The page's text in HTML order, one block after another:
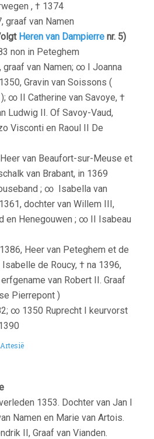
, † 1374
graaf van Namen
Heren van Dampierre nr. 5)
non in Peteghem
graaf van Namen; ∞ I Joanna
Gravin van Soissons (
∞ II Catherine van Savoye, †
Ludwig II. Of Savoy-Vaud,
Visconti en Raoul II De
van Beaufort-sur-Meuse et
van Brabant, in 1369
; ∞ Isabella van
dochter van Willem III,
en Henegouwen ; ∞ II Isabeau
Heer van Peteghem et de
de Roucy, † na 1396,
van Robert II. Graaf
Pierrepont )
∞ 1350 Ruprecht I keurvorst
1353. Dochter van Jan I
Namen en Marie van Artois.
II, Graaf van Vianden.